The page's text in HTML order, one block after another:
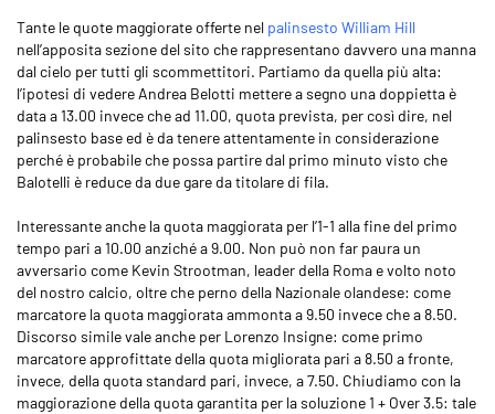
Tante le quote maggiorate offerte nel palinsesto William Hill
nell’apposita sezione del sito che rappresentano davvero una manna
dal cielo per tutti gli scommettitori. Partiamo da quella più alta:
l’ipotesi di vedere Andrea Belotti mettere a segno una doppietta è
data a 13.00 invece che ad 11.00, quota prevista, per così dire, nel
palinsesto base ed è da tenere attentamente in considerazione
perché è probabile che possa partire dal primo minuto visto che
Balotelli è reduce da due gare da titolare di fila.
Interessante anche la quota maggiorata per l’1-1 alla fine del primo
tempo pari a 10.00 anziché a 9.00. Non può non far paura un
avversario come Kevin Strootman, leader della Roma e volto noto
del nostro calcio, oltre che perno della Nazionale olandese: come
marcatore la quota maggiorata ammonta a 9.50 invece che a 8.50.
Discorso simile vale anche per Lorenzo Insigne: come primo
marcatore approfittate della quota migliorata pari a 8.50 a fronte,
invece, della quota standard pari, invece, a 7.50. Chiudiamo con la
maggiorazione della quota garantita per la soluzione 1 + Over 3.5: tale